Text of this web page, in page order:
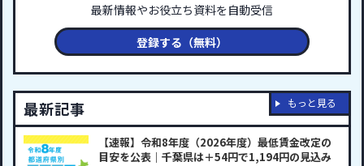
最新情報やお役立ち資料を自動受信
登録する（無料）
最新記事
【速報】令和8年度（2026年度）最低賃金改定の
目安を公表｜千葉県は＋54円で1,194円の見込み
もっと見る